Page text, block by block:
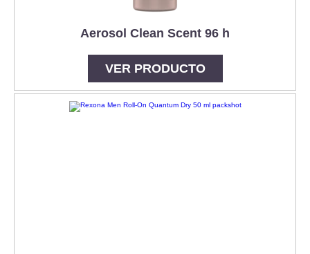
Aerosol Clean Scent 96 h
VER PRODUCTO